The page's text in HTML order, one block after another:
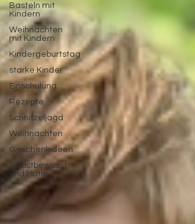
Basteln mit
Kindern
Weihnachten
mit Kindern
Kindergeburtstag
starke Kinder
Einschulung
Rezepte
Schnitzeljagd
Weihnachten
Geschenkideen
Selbstbewusst
und Mutig